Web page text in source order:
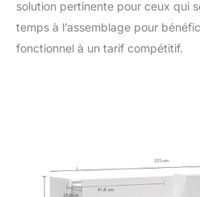
solution pertinente pour ceux qui
temps à l’assemblage pour
fonctionnel à un tarif compétitif.